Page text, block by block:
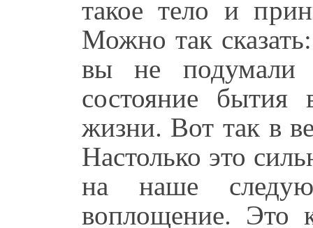
такое тело и
Можно так
вы не подумали
состояние бытия
жизни. Вот так в
Настолько это
на наше
воплощение. Это